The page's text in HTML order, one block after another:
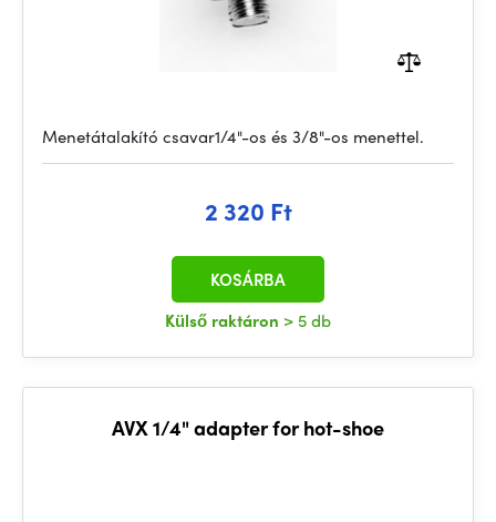
Menetátalakító csavar1/4"-os és 3/8"-os menettel.
2 320 Ft
Külső raktáron > 5 db
KOSÁRBA
AVX 1/4" adapter for hot-shoe